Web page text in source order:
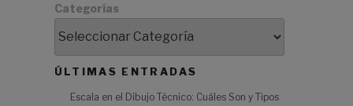
Categorías
ÚLTIMAS ENTRADAS
Escala en el Dibujo Técnico: Cuáles Son y Tipos